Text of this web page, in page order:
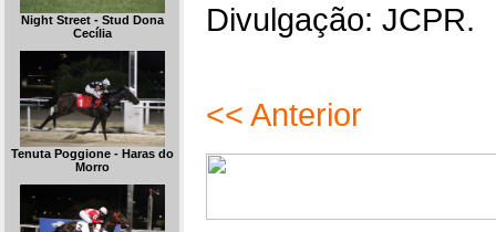
Night Street - Stud Dona
Cecília
Tenuta Poggione - Haras do
Morro
Divulgação: JCPR.
<< Anterior